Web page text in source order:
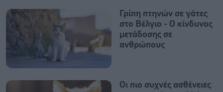
Γρίπη πτηνών σε γάτες
στο Βέλγιο - Ο κίνδυνος
μετάδοσης σε
ανθρώπους
Οι πιο συχνές ασθένειες